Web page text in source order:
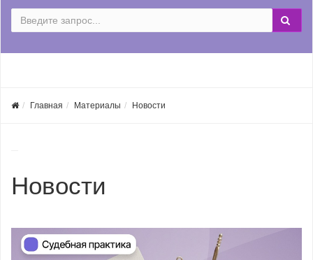
Главная Материалы Новости
Новости